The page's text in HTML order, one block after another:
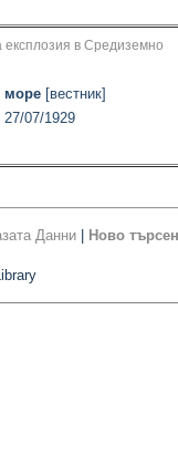
експлозия в Средиземно
море [вестник]
27/07/1929
Данни Ново